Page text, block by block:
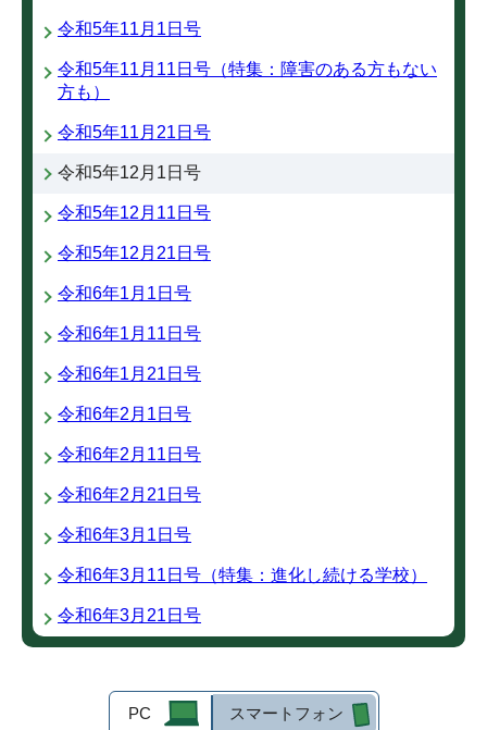
令和5年11月1日号
令和5年11月11日号（特集：障害のある方もない
方も）
令和5年11月21日号
令和5年12月1日号
令和5年12月11日号
令和5年12月21日号
令和6年1月1日号
令和6年1月11日号
令和6年1月21日号
令和6年2月1日号
令和6年2月11日号
令和6年2月21日号
令和6年3月1日号
令和6年3月11日号（特集：進化し続ける学校）
令和6年3月21日号
PC スマートフォン